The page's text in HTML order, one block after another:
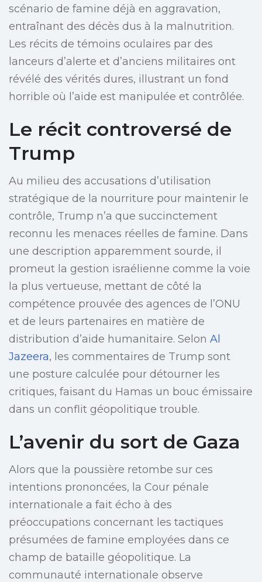
scénario de famine déjà en aggravation,
entraînant des décès dus à la malnutrition.
Les récits de témoins oculaires par des
lanceurs d’alerte et d’anciens militaires ont
révélé des vérités dures, illustrant un fond
horrible où l’aide est manipulée et contrôlée.
Le récit controversé de
Trump
Au milieu des accusations d’utilisation
stratégique de la nourriture pour maintenir le
contrôle, Trump n’a que succinctement
reconnu les menaces réelles de famine. Dans
une description apparemment sourde, il
promeut la gestion israélienne comme la voie
la plus vertueuse, mettant de côté la
compétence prouvée des agences de l’ONU
et de leurs partenaires en matière de
distribution d’aide humanitaire. Selon Al
Jazeera, les commentaires de Trump sont
une posture calculée pour détourner les
critiques, faisant du Hamas un bouc émissaire
dans un conflit géopolitique trouble.
L’avenir du sort de Gaza
Alors que la poussière retombe sur ces
intentions prononcées, la Cour pénale
internationale a fait écho à des
préoccupations concernant les tactiques
présumées de famine employées dans ce
champ de bataille géopolitique. La
communauté internationale observe